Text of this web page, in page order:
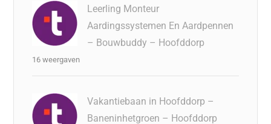
Leerling Monteur
Aardingssystemen En Aardpennen
– Bouwbuddy – Hoofddorp
16 weergaven
Vakantiebaan in Hoofddorp –
Baneninhetgroen – Hoofddorp